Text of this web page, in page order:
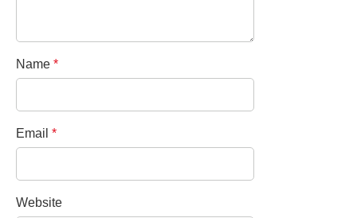
Name *
Email *
Website